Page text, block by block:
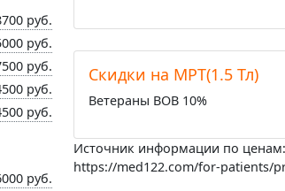
руб.
руб.
руб.
руб.
руб.
руб.
Cкидки на МРТ(1.5 Тл)
Ветераны ВОВ 10%
Источник информации по ценам:
https://med122.com/for-patients/